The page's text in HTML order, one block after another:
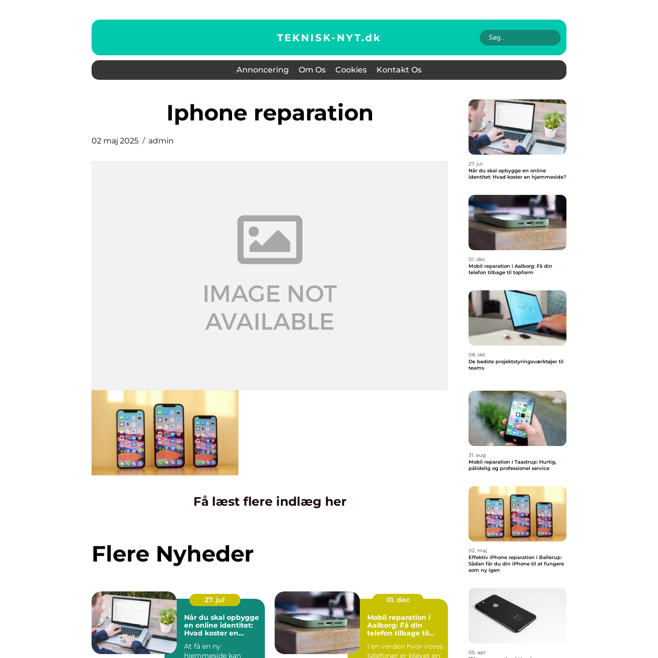
TEKNISK-NYT.dk
Annoncering Om Os Cookies Kontakt Os
iphone reparation
02 maj 2025 admin
Få læst flere indlæg her
Flere Nyheder
27. jul
Når du skal opbygge
en online identitet:
Hvad koster en
At få en ny
hjemmeside kan
01. dec
Mobil reparation i
Aalborg: Få din
telefon tilbage til
I en verden hvor vores
telefoner er blevet en
27. jul
Når du skal opbygge en online
identitet: Hvad koster en hjemmeside?
01. dec
Mobil reparation i Aalborg: Få din
telefon tilbage til topform
08. okt
De bedste projektstyringsværktøjer til
teams
31. aug
Mobil reparation i Taastrup: Hurtig,
pålidelig og professionel service
02. maj
Effektiv iPhone reparation i Ballerup:
Sådan får du din iPhone til at fungere
som ny igen
05. apr